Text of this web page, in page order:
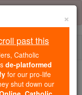
this
×
past this
Catholic
de-platformed
for our pro-life
shut down our